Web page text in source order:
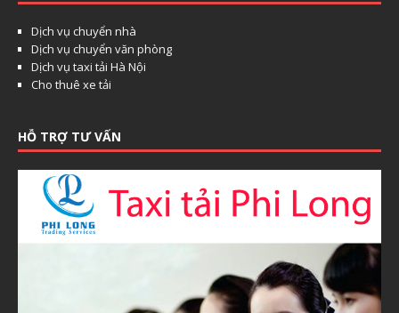
Dịch vụ chuyển nhà
Dịch vụ chuyển văn phòng
Dịch vụ taxi tải Hà Nội
Cho thuê xe tải
HỖ TRỢ TƯ VẤN